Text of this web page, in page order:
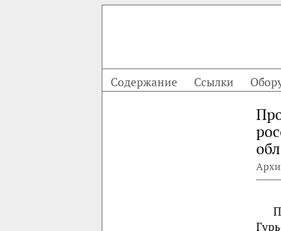
Содержание Ссылки